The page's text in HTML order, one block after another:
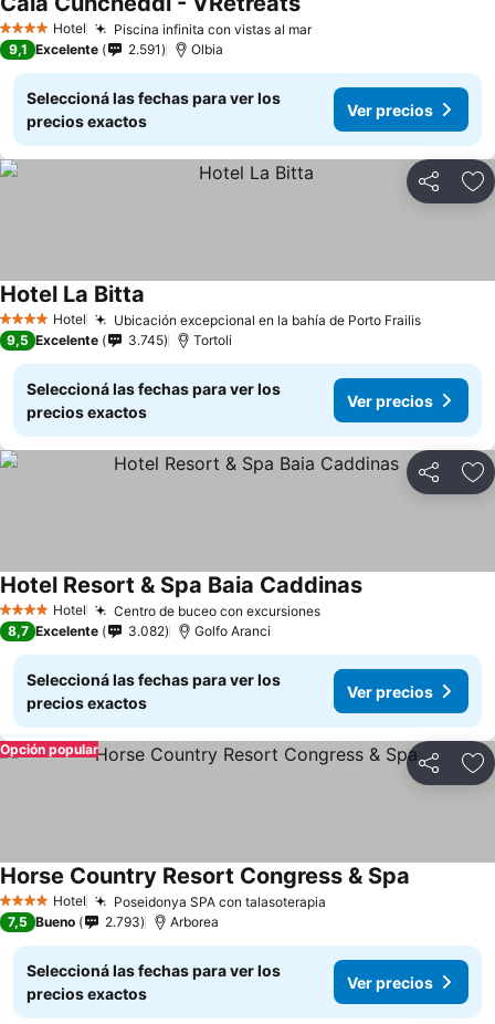
4 EstrellasHotel Piscina infinita con vistas al mar
9,1 Excelente 2.591 Olbia
Seleccioná las fechas para ver los
precios exactos
Ver precios
Compartir
4 EstrellasHotel Ubicación excepcional en la bahía de Porto Frailis
Hotel La Bitta
9,5 Excelente 3.745 Tortoli
Seleccioná las fechas para ver los
precios exactos
Ver precios
Compartir
4 EstrellasHotel Centro de buceo con excursiones
Hotel Resort & Spa Baia Caddinas
8,7 Excelente 3.082 Golfo Aranci
Seleccioná las fechas para ver los
precios exactos
Ver precios
Compartir
Opción popular
4 EstrellasHotel Poseidonya SPA con talasoterapia
Horse Country Resort Congress & Spa
7,5 Bueno 2.793 Arborea
Seleccioná las fechas para ver los
precios exactos
Ver precios